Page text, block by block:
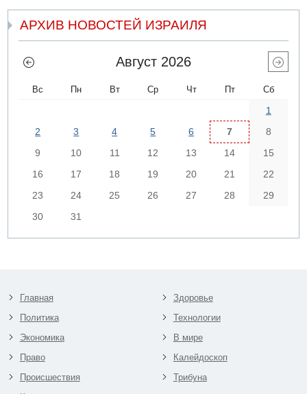
АРХИВ НОВОСТЕЙ ИЗРАИЛЯ
Август 2026
Вс Пн Вт Ср Чт Пт Сб
1
2
3 4 5 6 7
8
9
10 11 12 13 14
15
16
17 18 19 20 21
22
23
24 25 26 27 28
29
30
31
Главная
Политика
Экономика
Право
Происшествия
Здоровье
Технологии
В мире
Калейдоскоп
Трибуна